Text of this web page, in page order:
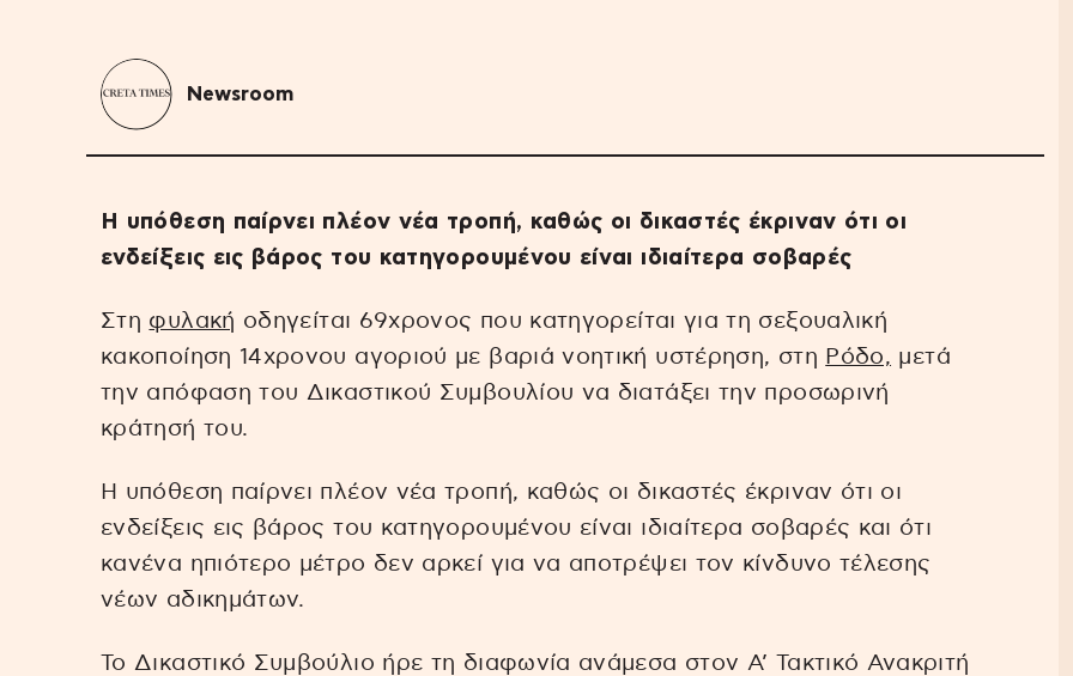
Newsroom
Η υπόθεση παίρνει πλέον νέα τροπή, καθώς οι δικαστές έκριναν ότι οι
ενδείξεις εις βάρος του κατηγορουμένου είναι ιδιαίτερα σοβαρές
Στη φυλακή οδηγείται 69χρονος που κατηγορείται για τη σεξουαλική
κακοποίηση 14χρονου αγοριού με βαριά νοητική υστέρηση, στη Ρόδο, μετά
την απόφαση του Δικαστικού Συμβουλίου να διατάξει την προσωρινή
κράτησή του.
Η υπόθεση παίρνει πλέον νέα τροπή, καθώς οι δικαστές έκριναν ότι οι
ενδείξεις εις βάρος του κατηγορουμένου είναι ιδιαίτερα σοβαρές και ότι
κανένα ηπιότερο μέτρο δεν αρκεί για να αποτρέψει τον κίνδυνο τέλεσης
νέων αδικημάτων.
Το Δικαστικό Συμβούλιο ήρε τη διαφωνία ανάμεσα στον Α’ Τακτικό Ανακριτή